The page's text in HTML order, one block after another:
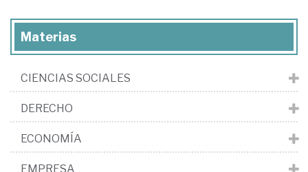
Materias
CIENCIAS SOCIALES
DERECHO
ECONOMÍA
EMPRESA